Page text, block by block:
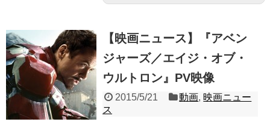
【映画ニュース】『アベン
ジャーズ／エイジ・オブ・
ウルトロン』PV映像
2015/5/21 動画, 映画ニュー
ス